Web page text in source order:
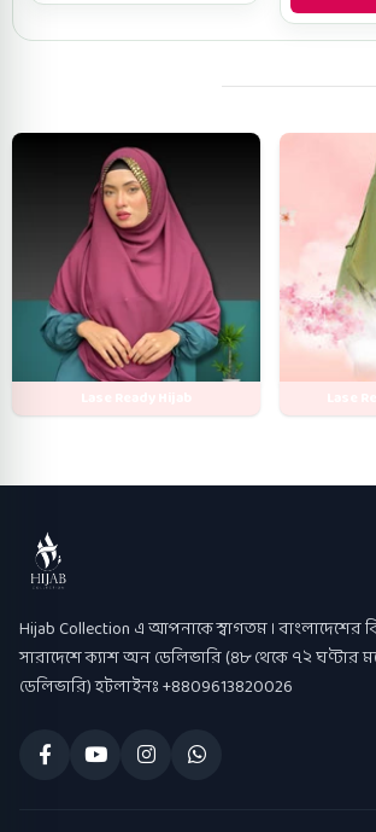
Hijab Collection
Hijab Collection এ আপনাকে স্বাগতম । বাংলাদেশের
সারাদেশে ক্যাশ অন ডেলিভারি (৪৮ থেকে ৭২ ঘণ্টার
ডেলিভারি) হটলাইনঃ +8809613820026